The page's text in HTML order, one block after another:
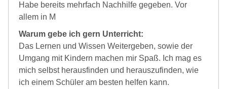
Habe bereits mehrfach Nachhilfe gegeben. Vor
allem in M
Warum gebe ich gern Unterricht:
Das Lernen und Wissen Weitergeben, sowie der
Umgang mit Kindern machen mir Spaß. Ich mag es
mich selbst herausfinden und herauszufinden, wie
ich einem Schüler am besten helfen kann.